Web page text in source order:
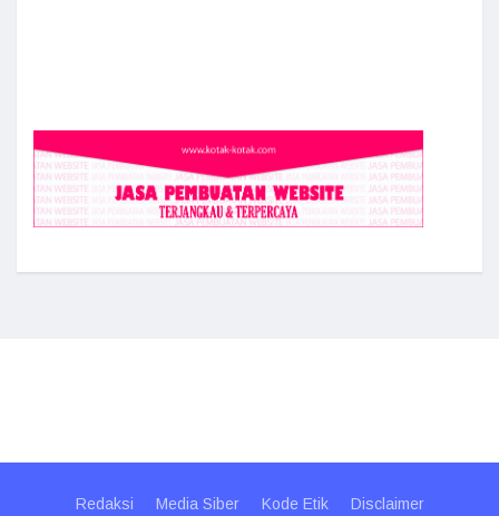
Redaksi Media Siber Kode Etik Disclaimer